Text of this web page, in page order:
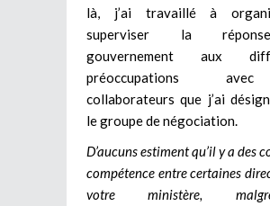
là, j’ai travaillé à
superviser la
gouvernement aux
préoccupations
collaborateurs que j’ai
le groupe de négociation.
D’aucuns estiment qu’il y a des
compétence entre certaines
votre ministère,